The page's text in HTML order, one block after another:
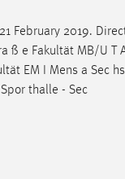
February 2019.
ß e Fakultät MB/U T
EM I Mens a Sec
thalle - Sec